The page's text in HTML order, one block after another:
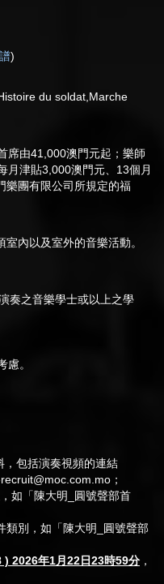
)
du soldat,Marche
席由41,000澳門元起；樂師
月津貼3,000澳門元、13個月
樂團有限公司所規定的福
內以及室外的音樂活動。
奏之音樂學士或以上之學
。
，包括演奏視頻的連結
；
如「陳大明_圓號聲部首
類別，如「陳大明_圓號聲部
) 2026年1月 22日23時59分 ，